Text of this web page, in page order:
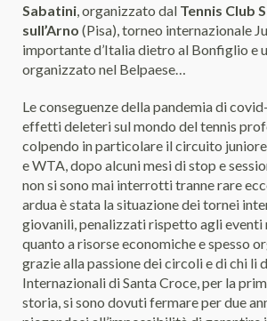
Sabatini, organizzato dal Tennis Club
sull’Arno (Pisa), torneo internazionale
importante d’Italia dietro al Bonfiglio e
organizzato nel Belpaese…
Le conseguenze della pandemia di
effetti deleteri sul mondo del tennis
colpendo in particolare il circuito
e WTA, dopo alcuni mesi di stop e
non si sono mai interrotti tranne rare
ardua è stata la situazione dei tornei
giovanili, penalizzati rispetto agli eventi
quanto a risorse economiche e spesso
grazie alla passione dei circoli e di chi li
Internazionali di Santa Croce, per la
storia, si sono dovuti fermare per due